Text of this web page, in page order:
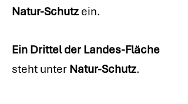
Natur-Schutz ein.
Ein Drittel der Landes-Fläche
steht unter Natur-Schutz.